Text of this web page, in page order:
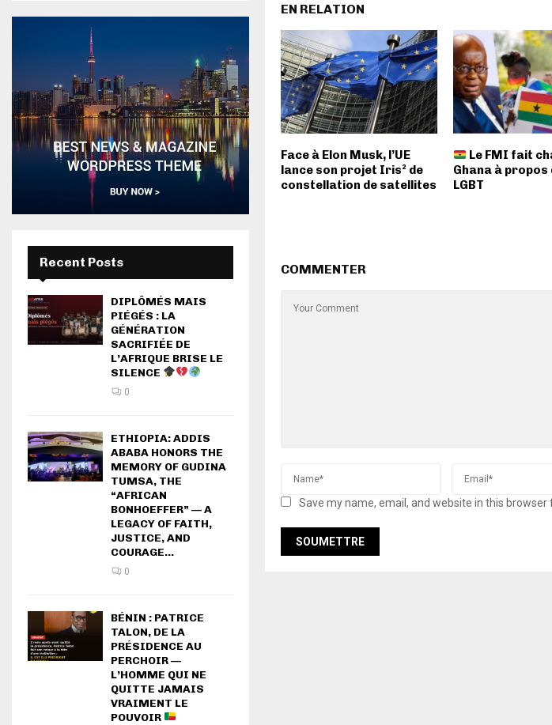
EN RELATION
Face à Elon Musk, l’UE
lance son projet Iris² de
constellation de satellites
Le FMI fait
Ghana à propos
LGBT
COMMENTER
Save my name, email, and website in this
Recent Posts
DIPLÔMÉS MAIS
PIÉGÉS : LA
GÉNÉRATION
SACRIFIÉE DE
L’AFRIQUE BRISE LE
SILENCE
0
ETHIOPIA: ADDIS
ABABA HONORS THE
MEMORY OF GUDINA
TUMSA, THE
“AFRICAN
BONHOEFFER” — A
LEGACY OF FAITH,
JUSTICE, AND
COURAGE...
0
BÉNIN : PATRICE
TALON, DE LA
PRÉSIDENCE AU
PERCHOIR —
L’HOMME QUI NE
QUITTE JAMAIS
VRAIMENT LE
POUVOIR